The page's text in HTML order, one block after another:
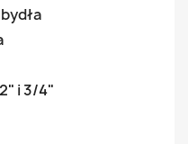
i 3/4"